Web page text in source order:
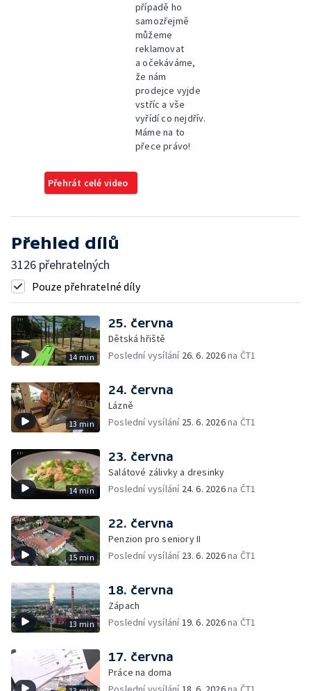
případě ho
samozřejmě
můžeme
reklamovat
a očekáváme,
že nám
prodejce vyjde
vstříc a vše
vyřídí co nejdřív.
Máme na to
přece právo!
Přehrát celé video
Přehled dílů
3126 přehratelných
Pouze přehratelné díly
14 min
25. června
Dětská hřiště
Poslední vysílání 26. 6. 2026na ČT1
13 min
24. června
Lázně
Poslední vysílání 25. 6. 2026na ČT1
14 min
23. června
Salátové zálivky a dresinky
Poslední vysílání 24. 6. 2026na ČT1
15 min
22. června
Penzion pro seniory II
Poslední vysílání 23. 6. 2026na ČT1
13 min
18. června
Zápach
Poslední vysílání19. 6. 2026na ČT1
17. června
Práce na doma